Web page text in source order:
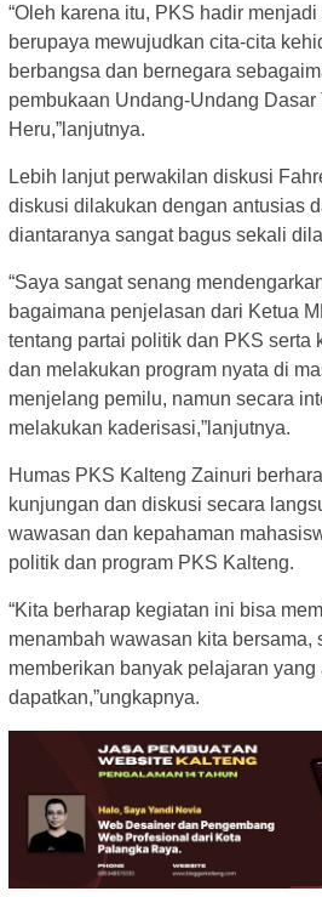
“Oleh karena itu, PKS hadir
berupaya mewujudkan cita-cita
berbangsa dan bernegara
pembukaan Undang-Undang Dasar
Heru,”lanjutnya.
Lebih lanjut perwakilan diskusi
diskusi dilakukan dengan antusias
diantaranya sangat bagus sekali
“Saya sangat senang
bagaimana penjelasan dari Ketua
tentang partai politik dan PKS serta
dan melakukan program nyata di
menjelang pemilu, namun secara
melakukan kaderisasi,”lanjutnya.
Humas PKS Kalteng Zainuri
kunjungan dan diskusi secara
wawasan dan kepahaman
politik dan program PKS Kalteng.
“Kita berharap kegiatan ini bisa
menambah wawasan kita bersama,
memberikan banyak pelajaran yang
dapatkan,”ungkapnya.